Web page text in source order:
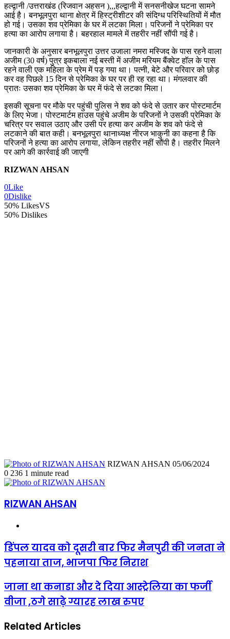
हल्द्वानी /उत्तराखंड (रिजवान अहसन ),,,हल्द्वानी में सनसनीखेज घटना सामने
आई है। बनभूलपुरा थाना क्षेत्र में हिस्ट्रीशीटर की संदिग्ध परिस्थितियों में मौत
हो गई। उसका शव प्रेमिका के घर में लटका मिला। परिजनों ने प्रेमिका पर
हत्या का आरोप लगाया है। बहरहाल मामले में तहरीर नहीं सौंपी गई है।
जानकारी के अनुसार बनभूलपुरा उत्तर उजाला नमरा मस्जिद के पास रहने वाला
अजीम (30 वर्ष) पुत्र इकबाला नई बस्ती में अजीम मरियम बैंक्वेट हॉल के पास
रहने वाली एक महिला के प्रेम में पड़ गया था। पत्नी, बेटे और परिवार को छोड़
कर वह पिछले 15 दिन से प्रेमिका के घर पर ही रह रहा था। मंगलवार की
प्रातः उसका शव प्रेमिका के घर में फंदे से लटका मिला।
इसकी सूचना पर मौके पर पहुंची पुलिस ने शव को फंदे से उतार कर पोस्टमार्टम
के लिए भेजा। पोस्टमार्टम हाउस पहुंचे अजीम के परिजनों ने उसकी प्रेमिका के
चरित्र पर सवाल उठाए और उसी पर हत्या कर अजीम के शव को फंदे से
लटकाने की बात कही। बनभूलपुरा थानाध्यक्ष नीरज भाकुनी का कहना है कि
परिजनों ने हत्या का आरोप लगाया, लेकिन तहरीर नहीं सौंपी है। तहरीर मिलने
पर आगे की कार्रवाई की जाएगी
RIZWAN AHSAN
0Like
0Dislike
50% LikesVS
50% Dislikes
RIZWAN AHSAN Send
05/06/2024
0 236 1 minute read
RIZWAN AHSAN
डिंपल
यादव
को
बार
फिर
मैनपुरी
की
ने
डिंपल यादव को दूसरी बार फिर मैनपुरी की जनता ने
पहनाया ताज, भाजपा फिर निराश
जाना
था
कनाडा
दे
दिया
जाना था कनाडा और दे दिया आस्ट्रेलिया का फर्जी
वीजा ,ठगे साढ़े ग्यारह लाख रुपए
Related Articles